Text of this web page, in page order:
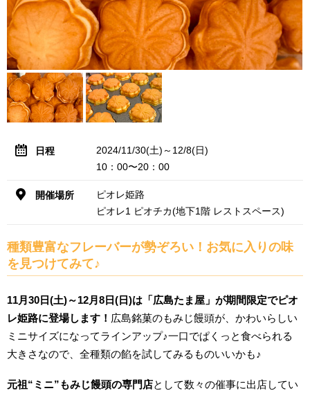
日程
2024/11/30(土)～12/8(日)
10：00〜20：00
開催場所
ピオレ姫路
ピオレ1 ピオチカ(地下1階 レストスペース)
種類豊富なフレーバーが勢ぞろい！お気に入りの味
を見つけてみて♪
11月30日(土)～12月8日(日)は「広島たま屋」が期間限定でピオ
レ姫路に登場します！ 広島銘菓のもみじ饅頭が、かわいらしい
ミニサイズになってラインアップ♪一口でぱくっと食べられる
大きさなので、全種類の餡を試してみるものいいかも♪
元祖“ミニ”もみじ饅頭の専門店として数々の催事に出店してい